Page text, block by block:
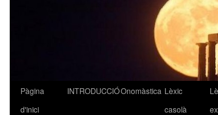
Vés
Pàgina
d'inici
INTRODUCCIÓOnomàstica Lèxic
casolà